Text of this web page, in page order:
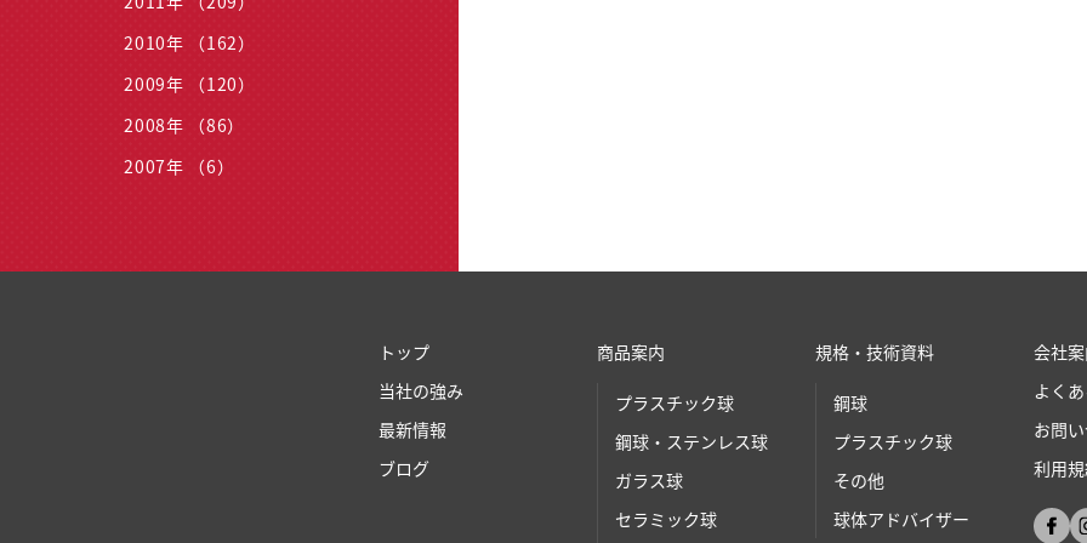
2010年 （162）
2009年 （120）
2008年 （86）
2007年 （6）
トップ
当社の強み
最新情報
ブログ
商品案内
プラスチック球
鋼球・ステンレス球
ガラス球
セラミック球
規格・技術資料
鋼球
プラスチック球
その他
球体アドバイザー
会社
よく
お問
利用